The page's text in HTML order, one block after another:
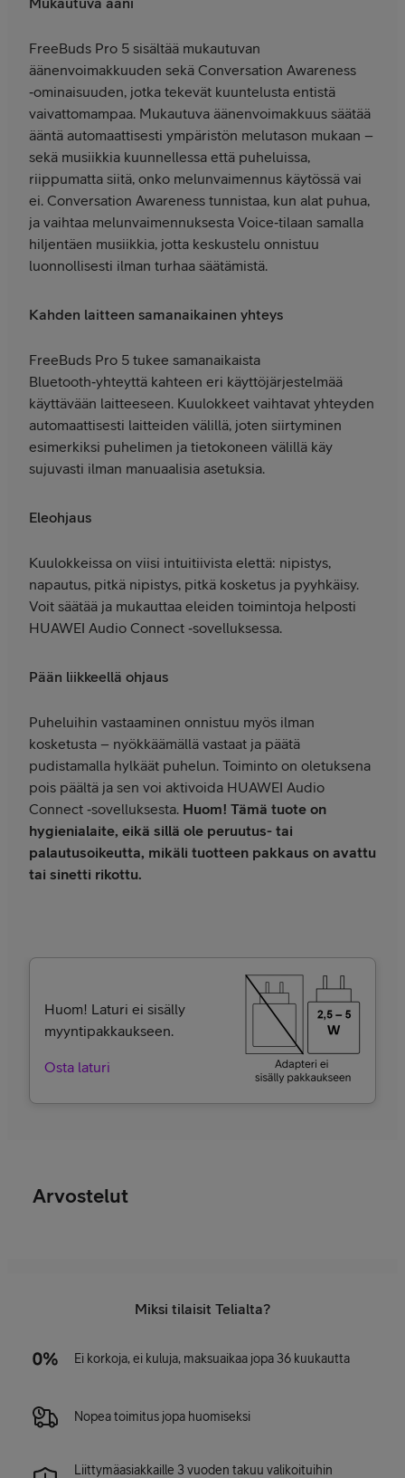
FreeBuds Pro 5 sisältää mukautuvan
äänenvoimakkuuden sekä Conversation Awareness
‑ominaisuuden, jotka tekevät kuuntelusta entistä
vaivattomampaa. Mukautuva äänenvoimakkuus säätää
ääntä automaattisesti ympäristön melutason mukaan –
sekä musiikkia kuunnellessa että puheluissa,
riippumatta siitä, onko melunvaimennus käytössä vai
ei. Conversation Awareness tunnistaa, kun alat puhua,
ja vaihtaa melunvaimennuksesta Voice‑tilaan samalla
hiljentäen musiikkia, jotta keskustelu onnistuu
luonnollisesti ilman turhaa säätämistä.
Kahden laitteen samanaikainen yhteys
FreeBuds Pro 5 tukee samanaikaista
Bluetooth‑yhteyttä kahteen eri käyttöjärjestelmää
käyttävään laitteeseen. Kuulokkeet vaihtavat yhteyden
automaattisesti laitteiden välillä, joten siirtyminen
esimerkiksi puhelimen ja tietokoneen välillä käy
sujuvasti ilman manuaalisia asetuksia.
Eleohjaus
Kuulokkeissa on viisi intuitiivista elettä: nipistys,
napautus, pitkä nipistys, pitkä kosketus ja pyyhkäisy.
Voit säätää ja mukauttaa eleiden toimintoja helposti
HUAWEI Audio Connect ‑sovelluksessa.
Pään liikkeellä ohjaus
Puheluihin vastaaminen onnistuu myös ilman
kosketusta – nyökkäämällä vastaat ja päätä
pudistamalla hylkäät puhelun. Toiminto on oletuksena
pois päältä ja sen voi aktivoida HUAWEI Audio
Connect ‑sovelluksesta. Huom! Tämä tuote on
hygienialaite, eikä sillä ole peruutus- tai
palautusoikeutta, mikäli tuotteen pakkaus on avattu
tai sinetti rikottu.
Huom! Laturi ei sisälly
myyntipakkaukseen.
Osta laturi
Arvostelut
Miksi tilaisit Telialta?
Ei korkoja, ei kuluja, maksuaikaa jopa 36 kuukautta
Nopea toimitus jopa huomiseksi
Liittymäasiakkaille 3 vuoden takuu valikoituihin